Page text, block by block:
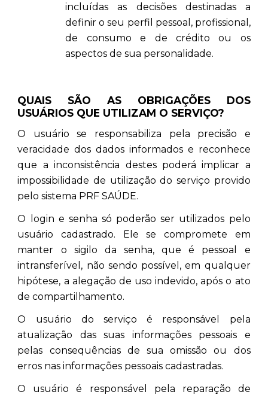
incluídas as decisões destinadas a
definir o seu perfil pessoal, profissional,
de consumo e de crédito ou os
aspectos de sua personalidade.
QUAIS SÃO AS OBRIGAÇÕES DOS
USUÁRIOS QUE UTILIZAM O SERVIÇO?
O usuário se responsabiliza pela precisão e
veracidade dos dados informados e reconhece
que a inconsistência destes poderá implicar a
impossibilidade de utilização do serviço provido
pelo sistema PRF SAÚDE.
O login e senha só poderão ser utilizados pelo
usuário cadastrado. Ele se compromete em
manter o sigilo da senha, que é pessoal e
intransferível, não sendo possível, em qualquer
hipótese, a alegação de uso indevido, após o ato
de compartilhamento.
O usuário do serviço é responsável pela
atualização das suas informações pessoais e
pelas consequências de sua omissão ou dos
erros nas informações pessoais cadastradas.
O usuário é responsável pela reparação de